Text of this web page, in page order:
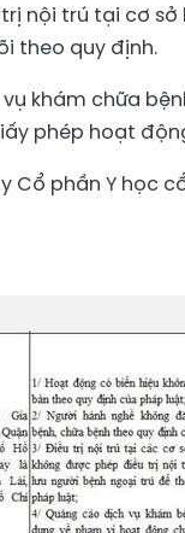
nội trú tại cơ
theo quy định.
khám chữa
phép hoạt
Cổ phần Y học